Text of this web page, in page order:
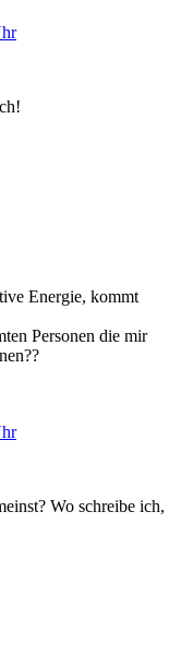
Energie, kommt
Personen die mir
Wo schreibe ich,